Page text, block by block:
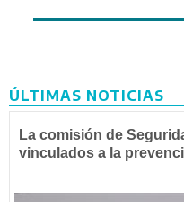
ÚLTIMAS NOTICIAS
La comisión de
vinculados a la